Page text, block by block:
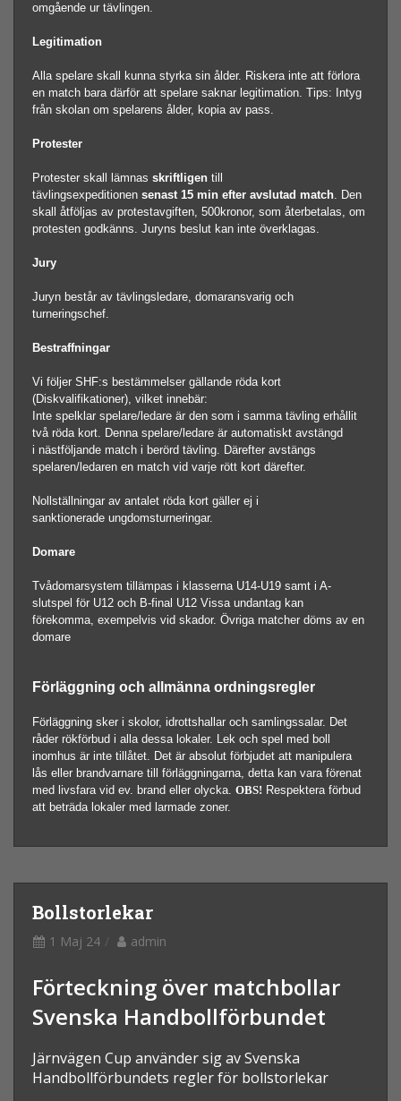
omgående ur tävlingen.
Legitimation
Alla spelare skall kunna styrka sin ålder. Riskera inte att förlora
en match bara därför att spelare saknar legitimation. Tips: Intyg
från skolan om spelarens ålder, kopia av pass.
Protester
Protester skall lämnas skriftligen till
tävlingsexpeditionen senast 15 min efter avslutad match. Den
skall åtföljas av protestavgiften, 500kronor, som återbetalas, om
protesten godkänns. Juryns beslut kan inte överklagas.
Jury
Juryn består av tävlingsledare, domaransvarig och
turneringschef.
Bestraffningar
Vi följer SHF:s bestämmelser gällande röda kort
(Diskvalifikationer), vilket innebär:
Inte spelklar spelare/ledare är den som i samma tävling erhållit
två röda kort. Denna spelare/ledare är automatiskt avstängd
i nästföljande match i berörd tävling. Därefter avstängs
spelaren/ledaren en match vid varje rött kort därefter.
Nollställningar av antalet röda kort gäller ej i
sanktionerade ungdomsturneringar.
Domare
Tvådomarsystem tillämpas i klasserna U14-U19 samt i A-
slutspel för U12 och B-final U12 Vissa undantag kan
förekomma, exempelvis vid skador. Övriga matcher döms av en
domare
Förläggning och allmänna ordningsregler
Förläggning sker i skolor, idrottshallar och samlingssalar. Det
råder rökförbud i alla dessa lokaler. Lek och spel med boll
inomhus är inte tillåtet. Det är absolut förbjudet att manipulera
lås eller brandvarnare till förläggningarna, detta kan vara förenat
med livsfara vid ev. brand eller olycka. OBS! Respektera förbud
att beträda lokaler med larmade zoner.
Bollstorlekar
1 Maj 24 admin
Förteckning över matchbollar
Svenska Handbollförbundet
Järnvägen Cup använder sig av Svenska
Handbollförbundets regler för bollstorlekar